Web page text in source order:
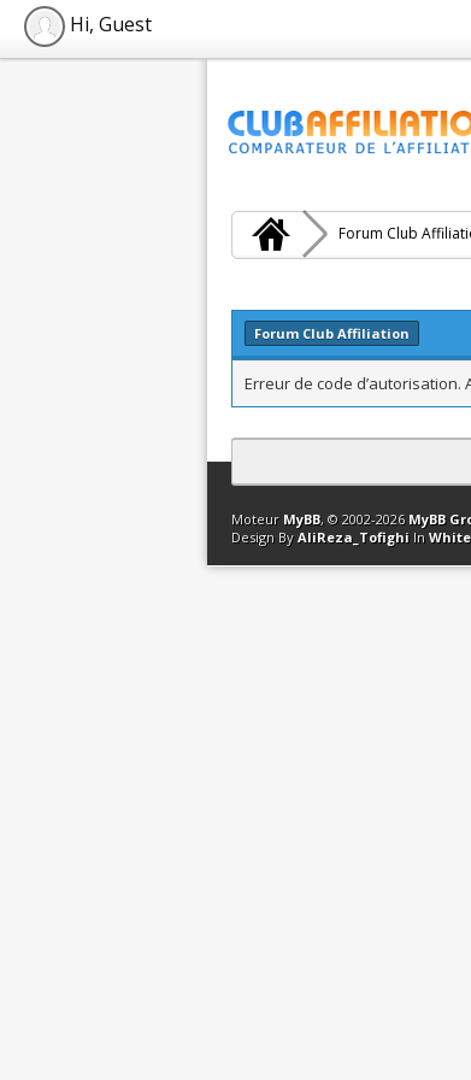
Hi, Guest
Forum Club
Forum Club Affiliation
Erreur de code
Contact Club Affiliation
Moteur MyBB, © 2002-2026 MyBB
Design By AliReza_Tofighi In